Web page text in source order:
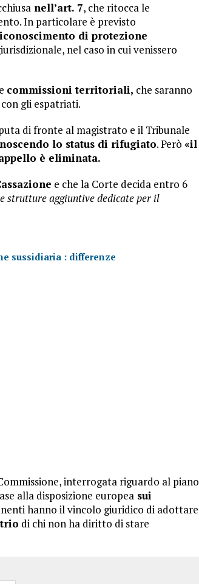
nell’art. 7, che ritocca le
In particolare è previsto
di protezione
nel caso in cui venissero
commissioni territoriali, che saranno
gli espatriati.
di fronte al magistrato e il Tribunale
lo status di rifugiato. Però «il
è eliminata.
e che la Corte decida entro 6
strutture aggiuntive dedicate per il
sussidiaria : differenze
interrogata riguardo al piano
alla disposizione europea sui
hanno il vincolo giuridico di adottare
di chi non ha diritto di stare